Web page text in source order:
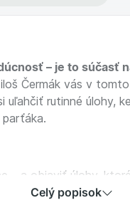
– je to súčasť
Čermák vás v
rutinné úlohy,
– a objaviť úlohy,
je lepšie ju vynechať
Celý popisok